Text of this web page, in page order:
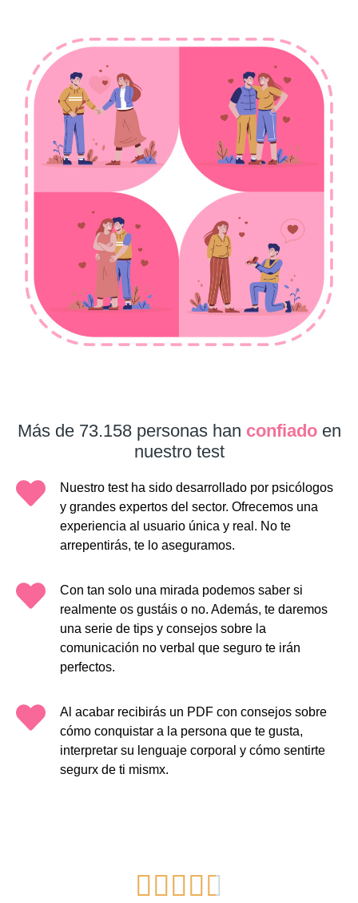
Somos profesionales,
discretos y honestos.
¡Te diremos la verdad!
Haz clic aquí
Más de 73.158 personas han confiado en
nuestro test
Nuestro test ha sido desarrollado por psicólogos
y grandes expertos del sector. Ofrecemos una
experiencia al usuario única y real. No te
arrepentirás, te lo aseguramos.
Con tan solo una mirada podemos saber si
realmente os gustáis o no. Además, te daremos
una serie de tips y consejos sobre la
comunicación no verbal que seguro te irán
perfectos.
Al acabar recibirás un PDF con consejos sobre
cómo conquistar a la persona que te gusta,
interpretar su lenguaje corporal y cómo sentirte
segurx de ti mismx.
    